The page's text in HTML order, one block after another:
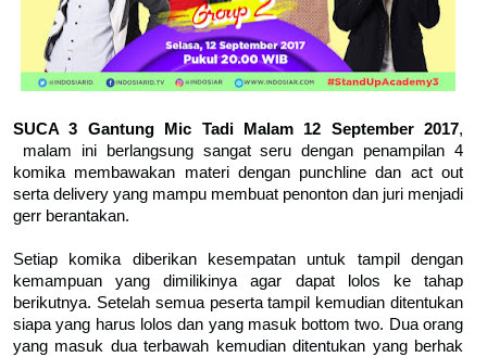
SUCA 3 Gantung Mic Tadi Malam 12 September 2017,
malam ini berlangsung sangat seru dengan penampilan 4
komika membawakan materi dengan punchline dan act out
serta delivery yang mampu membuat penonton dan juri menjadi
gerr berantakan.
Setiap komika diberikan kesempatan untuk tampil dengan
kemampuan yang dimilikinya agar dapat lolos ke tahap
berikutnya. Setelah semua peserta tampil kemudian ditentukan
siapa yang harus lolos dan yang masuk bottom two. Dua orang
yang masuk dua terbawah kemudian ditentukan yang berhak